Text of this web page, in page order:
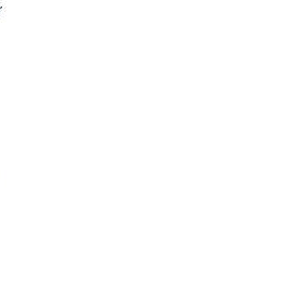
Sie Zuschüsse nach Maßgabe